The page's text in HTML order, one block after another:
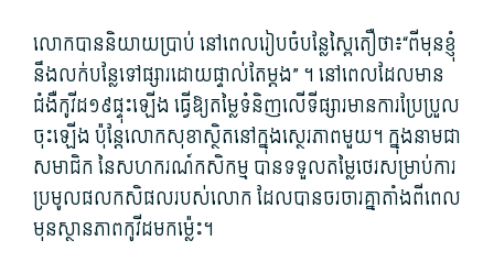
លោក​បាន​និយាយប្រាប់ នៅពេល​រៀបចំ​បន្លែ​ស្ពៃ​តឿ​ថា៖“ពីមុន​ខ្ញុំ​
នឹង​លក់​បន្លែ​ទៅ​ផ្សារ​ដោយ​ផ្ទាល់​តែម្តង​” ។ នៅពេល​ដែល​មាន​
ជំងឺ​កូ​វីដ១៩ផ្ទុះឡើង ធ្វើ​ឱ្យ​តម្លៃ​ទំនិញ​លើ​ទីផ្សារ​មានការ​ប្រែប្រួល​
ចុះឡើង ប៉ុន្តែ​លោក​សុខា​ស្ថិតនៅ​ក្នុង​ស្ថេរ​ភាព​មួយ។ ក្នុងនាម​ជា
សមាជិក នៃ​សហករណ៍​កសិកម្ម បាន​ទទួល​តម្លៃ​ថេរ​សម្រាប់​ការ​
ប្រមូល​ផល​កសិផល​របស់​លោក ដែល​បាន​ចរ​ចារ​គ្នា​តាំងពី​ពេល
មុន​ស្ថានភាព​កូ​វី​ដម​កម្ល៉េះ។